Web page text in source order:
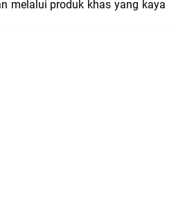
melalui produk khas yang kaya